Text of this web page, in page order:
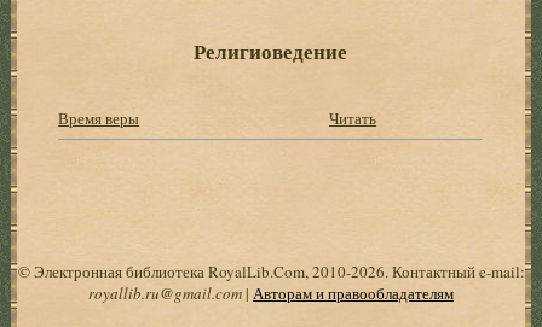
Религиоведение
Время веры Читать
© Электронная библиотека RoyalLib.Com, 2010-2026. Контактный e-mail:
royallib.ru@gmail.com| Авторам и правообладателям